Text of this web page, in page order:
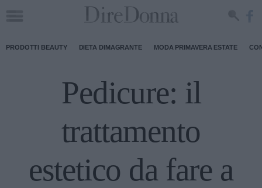
PRODOTTI BEAUTY DIETA DIMAGRANTE MODA PRIMAVERA ESTATE
Pedicure: il
trattamento
estetico da fare a